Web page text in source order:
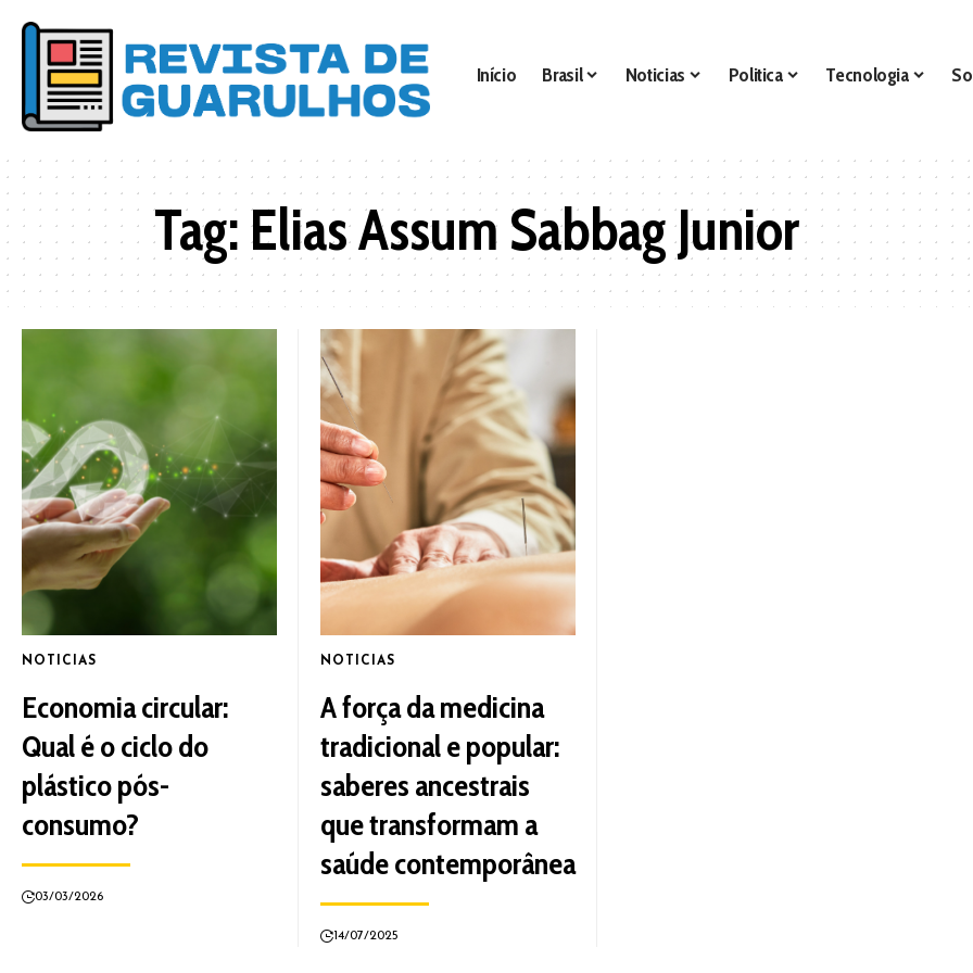
Início Brasil Noticias Politica Tecnologia
Tag:Elias Assum Sabbag Junior
NOTICIAS
Economia circular:
Qual é o ciclo do
plástico pós-
consumo?
03/03/2026
NOTICIAS
A força da medicina
tradicional e popular:
saberes ancestrais
que transformam a
saúde contemporânea
14/07/2025